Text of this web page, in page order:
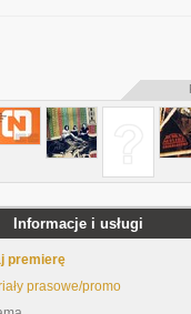
Informacje i usługi
premierę
prasowe/promo